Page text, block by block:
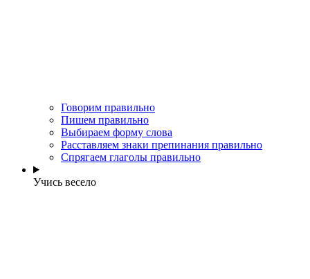
Говорим правильно
Пишем правильно
Выбираем форму слова
Расставляем знаки препинания правильно
Спрягаем глаголы правильно
Учись весело